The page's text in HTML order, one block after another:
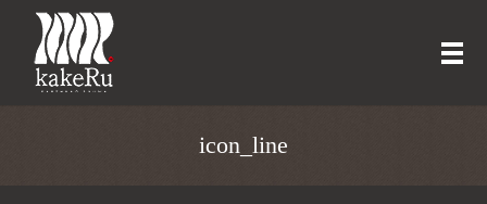
メ
icon_line